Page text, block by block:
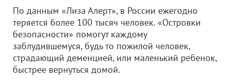
По данным «Лиза Алерт», в России ежегодно
теряется более 100 тысяч человек. «Островки
безопасности» помогут каждому
заблудившемуся, будь то пожилой человек,
страдающий деменцией, или маленький ребенок,
быстрее вернуться домой.